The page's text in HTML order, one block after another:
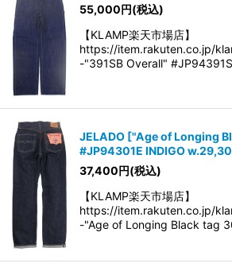
55,000円(税込)
【KLAMP楽天市場店】
https://item.rakuten.co.jp/
-"391SB Overall"
JELADO ["Age of Longing
#JP94301E INDIGO
37,400円(税込)
【KLAMP楽天市場店】
https://item.rakuten.co.jp/
-"Age of Longing Black tag